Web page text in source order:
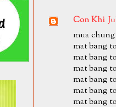
Con Khi
mua
mat bang
mat bang
mat bang
mat bang
mat bang
mat bang